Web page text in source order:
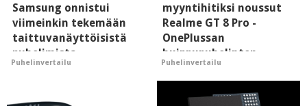
Samsung onnistui
viimeinkin tekemään
taittuvanäyttöisistä
puhelimista
supersuosittuja
Puhelinvertailu
myyntihitiksi noussut
Realme GT 8 Pro -
OnePlussan
huippupuhelinten
"perillinen"
Puhelinvertailu